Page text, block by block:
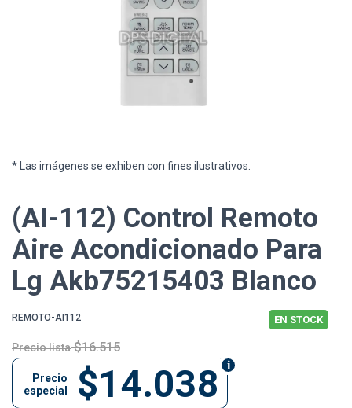
* Las imágenes se exhiben con fines ilustrativos.
(AI-112) Control Remoto
Aire Acondicionado Para
Lg Akb75215403 Blanco
REMOTO-AI112 EN STOCK
Precio lista $16.515
$14.038
Precio
especial